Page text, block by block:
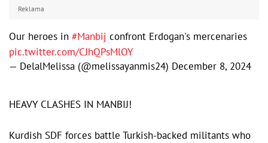
Reklama
Our heroes in #Manbij confront Erdogan's mercenaries
pic.twitter.com/CJhQPsMlOY
— DelalMelissa (@melissayanmis24) December 8, 2024
HEAVY CLASHES IN MANBIJ!
Kurdish SDF forces battle Turkish-backed militants who